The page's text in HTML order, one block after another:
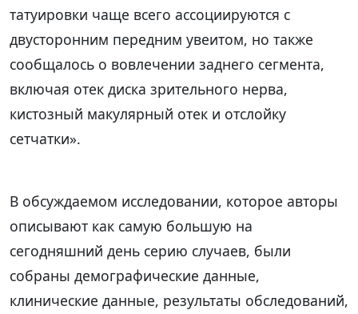
татуировки чаще всего ассоциируются с
двусторонним передним увеитом, но также
сообщалось о вовлечении заднего сегмента,
включая отек диска зрительного нерва,
кистозный макулярный отек и отслойку
сетчатки».
В обсуждаемом исследовании, которое авторы
описывают как самую большую на
сегодняшний день серию случаев, были
собраны демографические данные,
клинические данные, результаты обследований,